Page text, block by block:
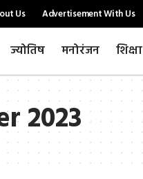
Us Advertisement With Us
ज्योतिष मनोरंजन शिक्षा
2023